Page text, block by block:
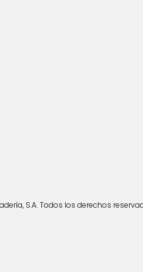
S.A. Todos los derechos